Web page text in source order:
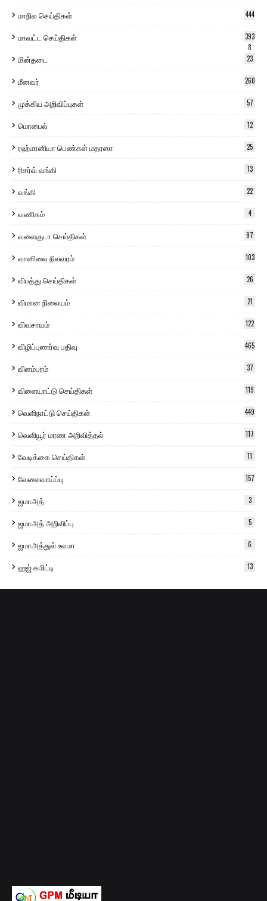
மாநில செய்திகள் 444
மாவட்ட செய்திகள்
393
8
மின்தடை 23
மீனவர் 260
முக்கிய அறிவிப்புகள் 57
மொபைல் 12
ரஹ்மானியா பெண்கள் மதரஸா 25
ரிசர்வ் வங்கி 13
வங்கி 22
வணிகம் 4
வளைகுடா செய்திகள் 97
வானிலை நிலவரம் 103
விபத்து செய்திகள் 26
விமான நிலையம் 21
விவசாயம் 122
விழிப்புணர்வு பதிவு 465
விளம்பரம் 37
விளையாட்டு செய்திகள் 119
வெளிநாட்டு செய்திகள் 449
வெளியூர் மரண அறிவித்தல் 117
வேடிக்கை செய்திகள் 11
வேலைவாய்ப்பு 157
ஜமாஅத் 3
ஜமாஅத் அறிவிப்பு 5
ஜமாஅத்துல் உலமா 6
ஹஜ் கமிட்டி 13